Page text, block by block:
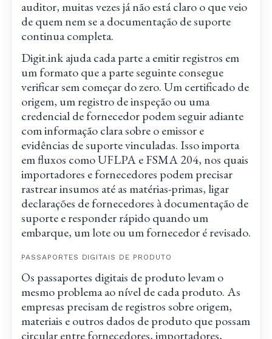
auditor, muitas vezes já não está claro o que veio
de quem nem se a documentação de suporte
continua completa.
Digit.ink ajuda cada parte a emitir registros em
um formato que a parte seguinte consegue
verificar sem começar do zero. Um certificado de
origem, um registro de inspeção ou uma
credencial de fornecedor podem seguir adiante
com informação clara sobre o emissor e
evidências de suporte vinculadas. Isso importa
em fluxos como UFLPA e FSMA 204, nos quais
importadores e fornecedores podem precisar
rastrear insumos até as matérias-primas, ligar
declarações de fornecedores à documentação de
suporte e responder rápido quando um
embarque, um lote ou um fornecedor é revisado.
PASSAPORTES DIGITAIS DE PRODUTO
Os passaportes digitais de produto levam o
mesmo problema ao nível de cada produto. As
empresas precisam de registros sobre origem,
materiais e outros dados de produto que possam
circular entre fornecedores, importadores,